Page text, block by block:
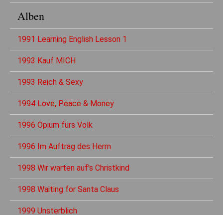
Alben
1991 Learning English Lesson 1
1993 Kauf MICH
1993 Reich & Sexy
1994 Love, Peace & Money
1996 Opium fürs Volk
1996 Im Auftrag des Herrn
1998 Wir warten auf's Christkind
1998 Waiting for Santa Claus
1999 Unsterblich